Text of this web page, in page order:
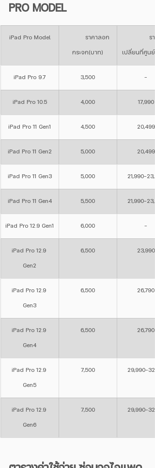
PRO MODEL
iPad Pro Model
กระจก(บาท)
เปลี่ยนที่ศูนย์
iPad Pro 9.7 3,500 -
iPad Pro 10.5 4,000 17,990
iPad Pro 11 Gen1 4,500 20,499
iPad Pro 11 Gen2 5,000 20,499
iPad Pro 11 Gen3 5,000 21,990-
iPad Pro 11 Gen4 5,500 21,990-
iPad Pro 12.9 Gen1 6,000 -
iPad Pro 12.9
Gen2
6,500 23,990
iPad Pro 12.9
Gen3
6,500 26,790
iPad Pro 12.9
Gen4
6,500 26,790
iPad Pro 12.9
Gen5
7,500 29,990-
iPad Pro 12.9
Gen6
7,500 29,990-